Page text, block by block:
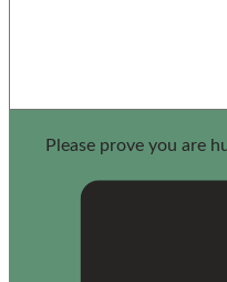
Please prove you are